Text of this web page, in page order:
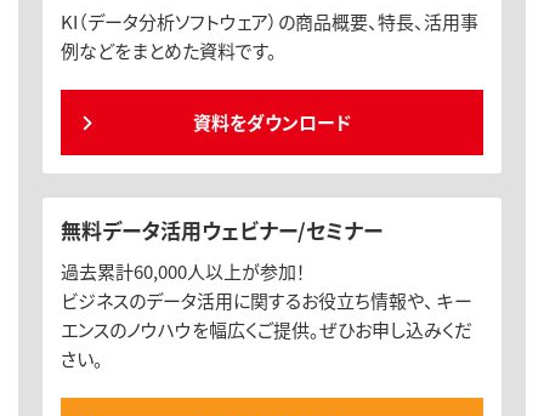
KI（データ分析ソフトウェア）の商品概要、特長、活用事
例などをまとめた資料です。
資料をダウンロード
無料データ活用ウェビナー/セミナー
過去累計60,000人以上が参加！
ビジネスのデータ活用に関するお役立ち情報や、 キー
エンスのノウハウを幅広くご提供。ぜひお申し込みくだ
さい。